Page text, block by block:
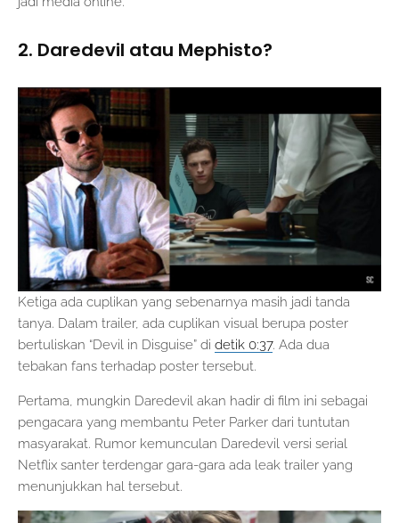
2. Daredevil atau Mephisto?
Ketiga ada cuplikan yang sebenarnya masih jadi tanda
tanya. Dalam trailer, ada cuplikan visual berupa poster
bertuliskan “Devil in Disguise” di detik 0:37. Ada dua
tebakan fans terhadap poster tersebut.
Pertama, mungkin Daredevil akan hadir di film ini sebagai
pengacara yang membantu Peter Parker dari tuntutan
masyarakat. Rumor kemunculan Daredevil versi serial
Netflix santer terdengar gara-gara ada leak trailer yang
menunjukkan hal tersebut.